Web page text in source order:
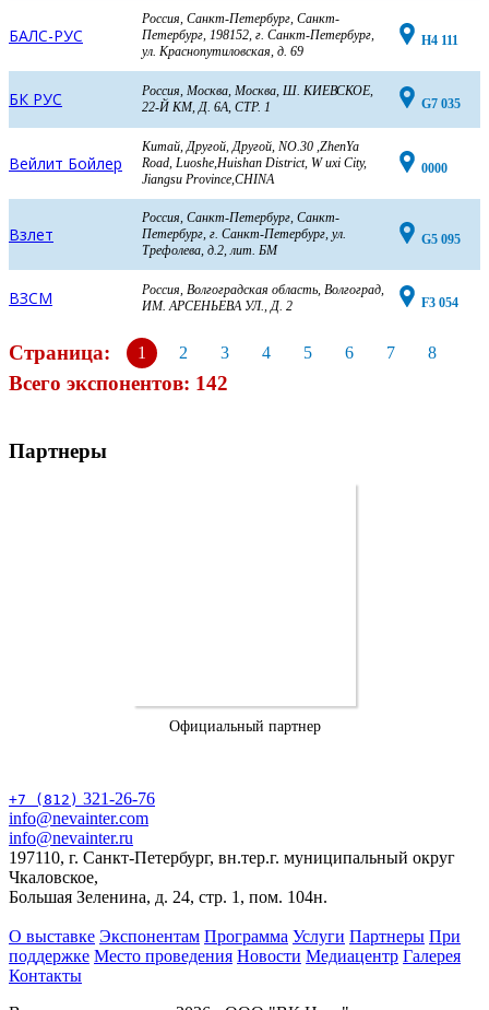
БАЛС-РУС
Россия, Санкт-Петербург, Санкт-
Петербург, 198152, г. Санкт-Петербург,
ул. Краснопутиловская, д. 69
H4 111
БК РУС
Россия, Москва, Москва, Ш. КИЕВСКОЕ,
22-Й КМ, Д. 6А, СТР. 1
G7 035
Вейлит Бойлер
Китай, Другой, Другой, NO.30 ,ZhenYa
Road, Luoshe,Huishan District, W uxi City,
Jiangsu Province,CHINA
0000
Взлет
Россия, Санкт-Петербург, Санкт-
Петербург, г. Санкт-Петербург, ул.
Трефолева, д.2, лит. БМ
G5 095
ВЗСМ
Россия, Волгоградская область, Волгоград,
ИМ. АРСЕНЬЕВА УЛ., Д. 2
F3 054
Страница: 1 2 3 4 5 6 7 8
Всего экспонентов: 142
Партнеры
Официальный партнер
+7 (812) 321-26-76
info@nevainter.com
info@nevainter.ru
197110, г. Санкт-Петербург, вн.тер.г. муниципальный округ
Чкаловское,
Большая Зеленина, д. 24, стр. 1, пом. 104н.
О выставке Экспонентам Программа Услуги Партнеры При
поддержке Место проведения Новости Медиацентр Галерея
Контакты